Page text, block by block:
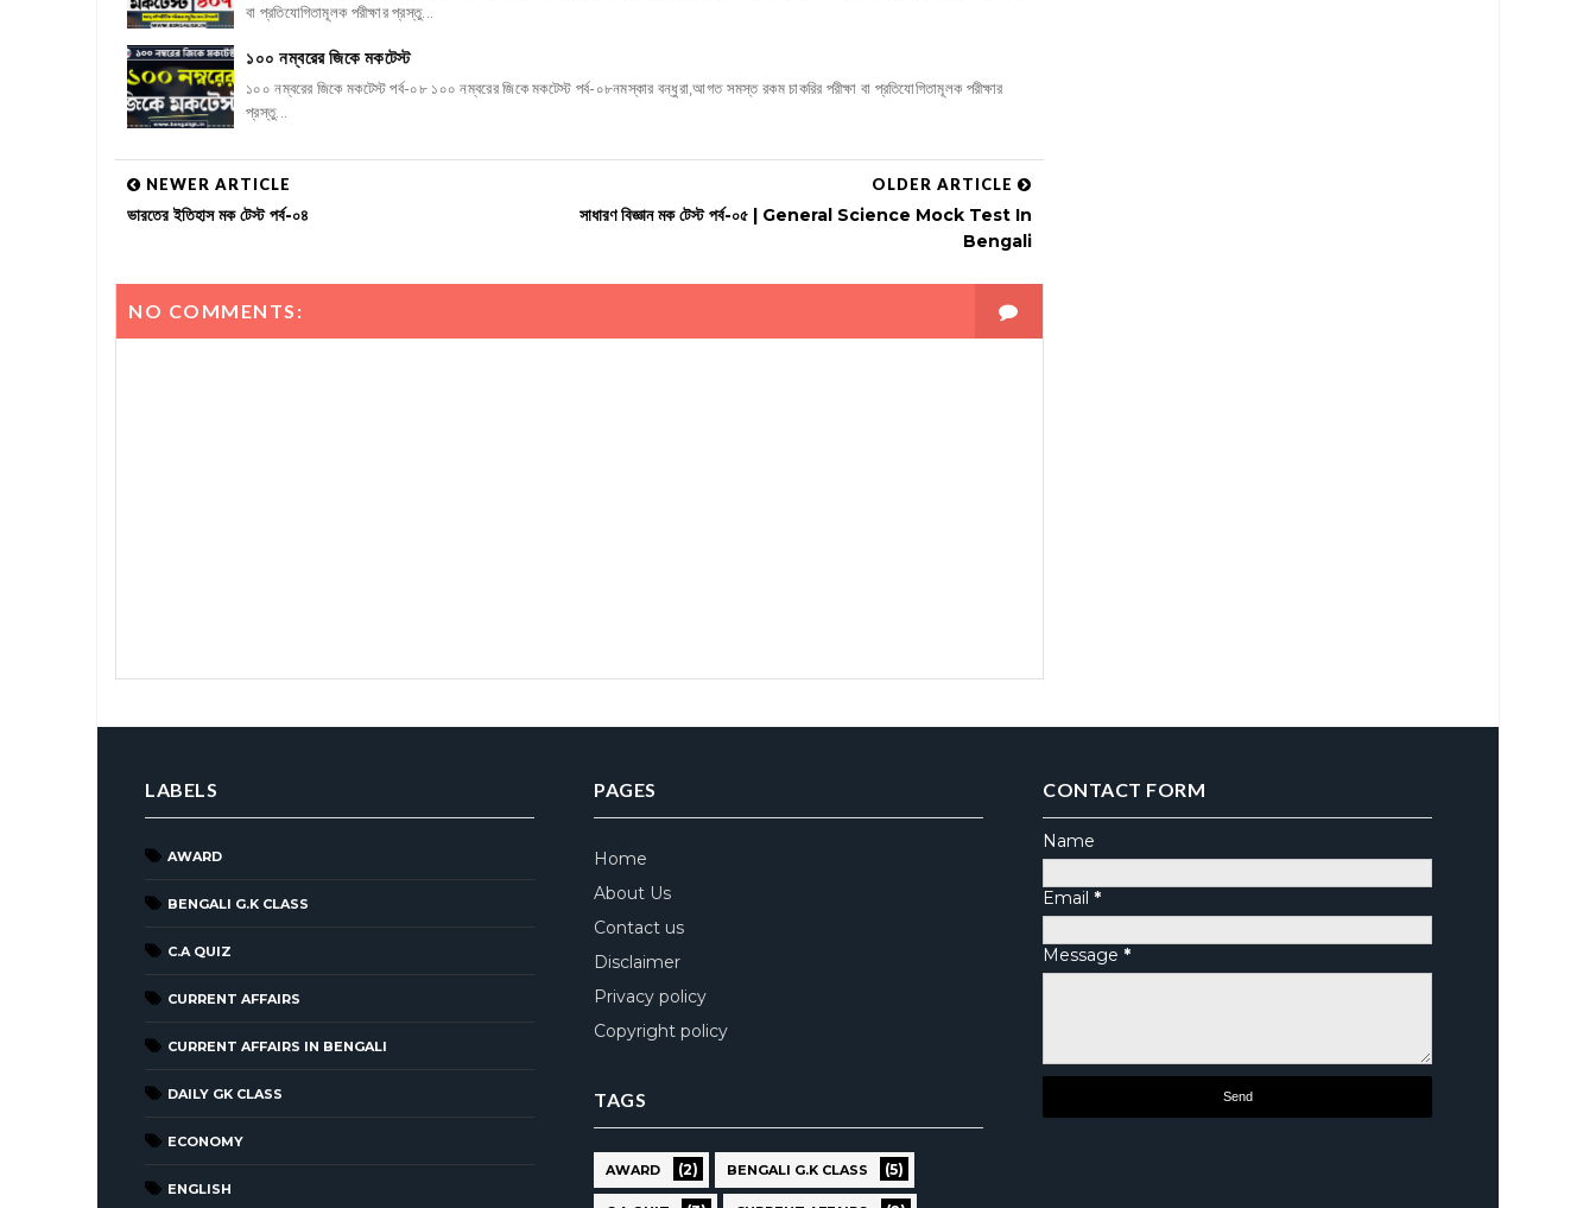
বা প্রতিযোগিতামূলক পরীক্ষার প্রস্তু...
১০০ নম্বরের জিকে মকটেস্ট
১০০ নম্বরের জিকে মকটেস্ট পর্ব-০৮ ১০০ নম্বরের জিকে মকটেস্ট পর্ব-০৮নমস্কার বন্ধুরা,আগত সমস্ত রকম চাকরির পরীক্ষা বা প্রতিযোগিতামূলক পরীক্ষার
প্রস্তু...
NEWER ARTICLE
ভারতের ইতিহাস মক টেস্ট পর্ব-০৪
OLDER ARTICLE
সাধারণ বিজ্ঞান মক টেস্ট পর্ব-০৫ | General Science Mock Test In
Bengali
NO COMMENTS:
LABELS
AWARD
BENGALI G.K CLASS
C.A QUIZ
CURRENT AFFAIRS
CURRENT AFFAIRS IN BENGALI
DAILY GK CLASS
ECONOMY
ENGLISH
PAGES
Home
About Us
Contact us
Disclaimer
Privacy policy
Copyright policy
TAGS
AWARD (2) BENGALI G.K CLASS (5)
CONTACT FORM
Name
Email *
Message *